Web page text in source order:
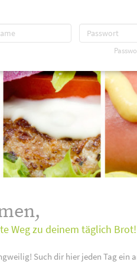
Weg zu deinem täglich Brot!
Such dir hier jeden Tag ein